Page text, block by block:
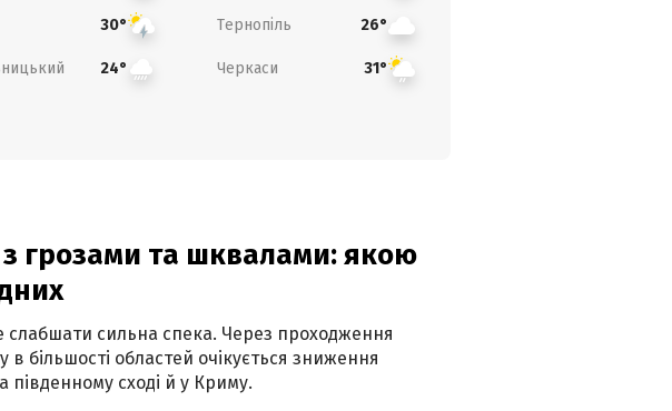
30° Тернопіль 26°
24° Черкаси 31°
грозами та шквалами: якою
слабшати сильна спека. Через проходження
більшості областей очікується зниження
південному сході й у Криму.